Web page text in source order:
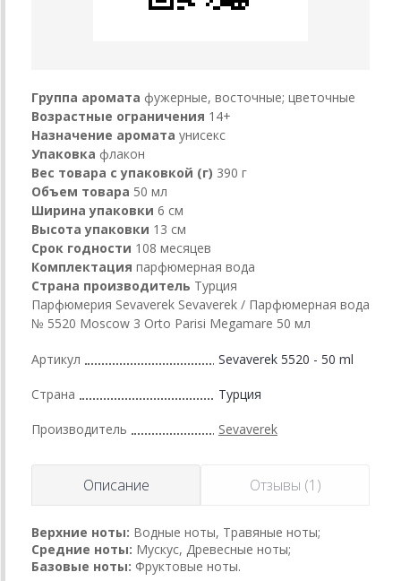
Группа аромата фужерные, восточные; цветочные
Возрастные ограничения 14+
Назначение аромата унисекс
Упаковка флакон
Вес товара с упаковкой (г) 390 г
Объем товара 50 мл
Ширина упаковки 6 см
Высота упаковки 13 см
Срок годности 108 месяцев
Комплектация парфюмерная вода
Страна производитель Турция
Парфюмерия Sevaverek Sevaverek / Парфюмерная вода
№ 5520 Moscow 3 Orto Parisi Megamare 50 мл
Артикул Sevaverek 5520 - 50 ml
Страна Турция
Производитель Sevaverek
Описание Отзывы (1)
Верхние ноты: Водные ноты, Травяные ноты;
Средние ноты: Мускус, Древесные ноты;
Базовые ноты: Фруктовые ноты.